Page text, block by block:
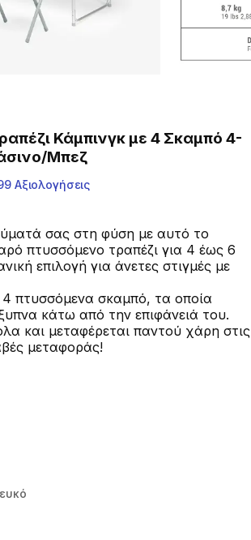
Μπεζ
1199 reviews
Αξιολογήσεις
σας στη φύση με αυτό το
πτυσσόμενο τραπέζι για 4 έως 6
επιλογή για άνετες στιγμές με
4 πτυσσόμενα σκαμπό, τα οποία
κάτω από την επιφάνειά του.
και μεταφέρεται παντού χάρη στις
μεταφοράς!